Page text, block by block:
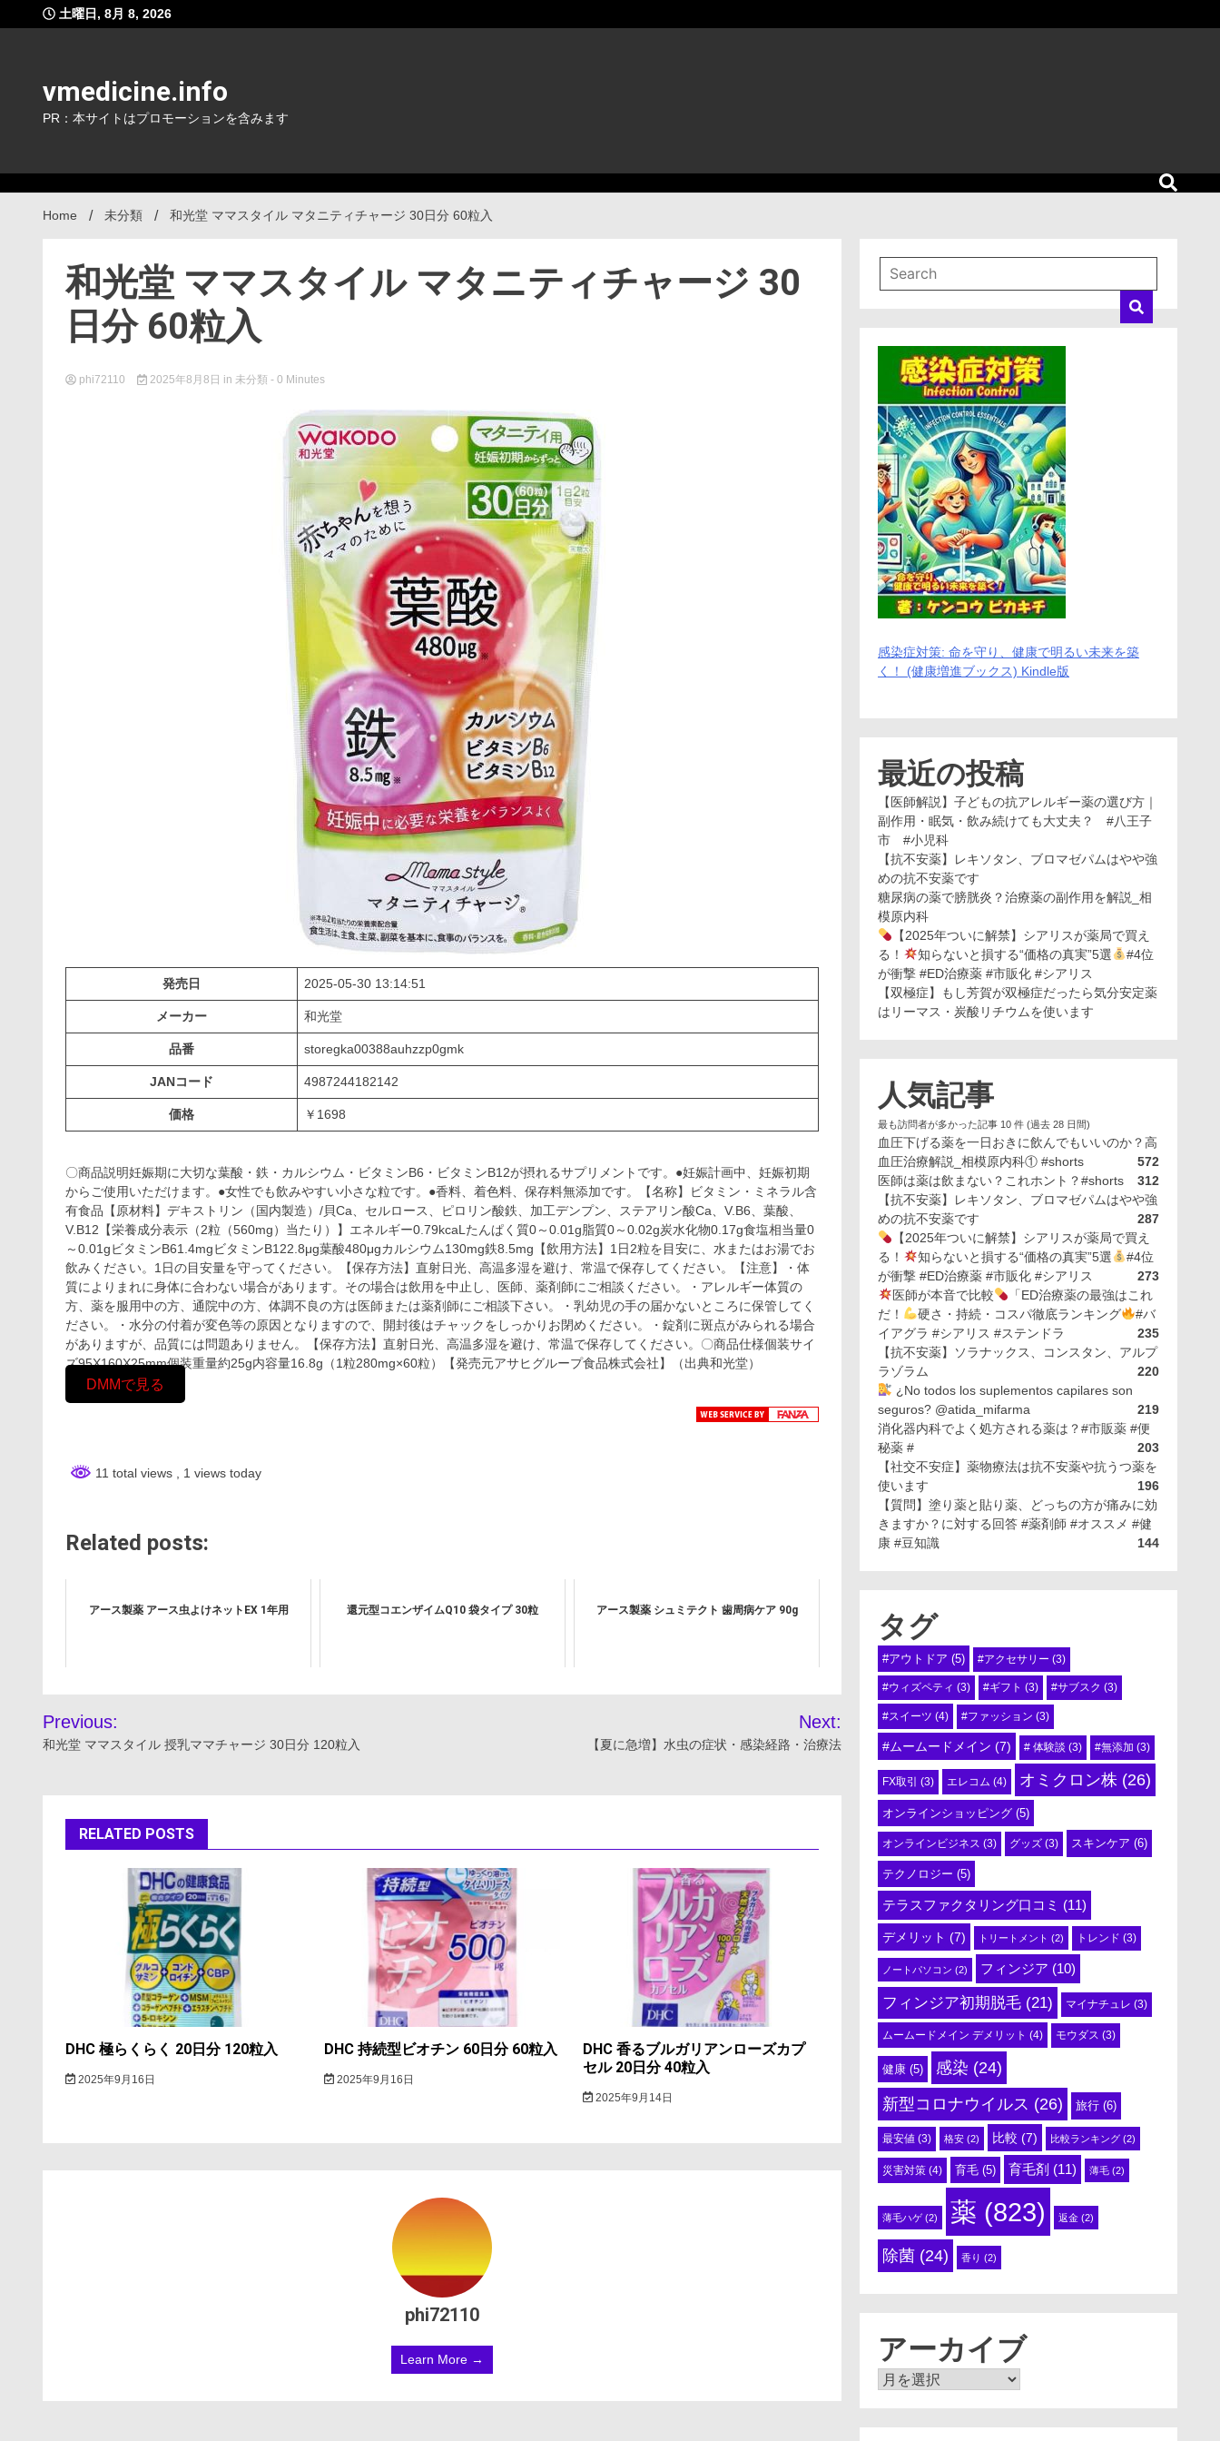
to
土曜日, 8月 8, 2026
vmedicine.info
PR：本サイトはプロモーションを含みます
Home 未分類 和光堂 ママスタイル マタニティチャージ 30日分 60粒入
和光堂 ママスタイル マタニティチャージ 30
日分 60粒入
phi72110 2025年8月8日 in 未分類 - 0 Minutes
発売日 2025-05-30 13:14:51
メーカー 和光堂
品番 storegka00388auhzzp0gmk
JANコード 4987244182142
価格 ￥1698
〇商品説明妊娠期に大切な葉酸・鉄・カルシウム・ビタミンB6・ビタミンB12が摂れるサプリメントです。●妊娠計画中、妊娠初期
からご使用いただけます。●女性でも飲みやすい小さな粒です。●香料、着色料、保存料無添加です。【名称】ビタミン・ミネラル含
有食品【原材料】デキストリン（国内製造）/貝Ca、セルロース、ピロリン酸鉄、加工デンプン、ステアリン酸Ca、V.B6、葉酸、
V.B12【栄養成分表示（2粒（560mg）当たり）】エネルギー0.79kcaLたんぱく質0～0.01g脂質0～0.02g炭水化物0.17g食塩相当量0
～0.01gビタミンB61.4mgビタミンB122.8μg葉酸480μgカルシウム130mg鉄8.5mg【飲用方法】1日2粒を目安に、水またはお湯でお
飲みください。1日の目安量を守ってください。【保存方法】直射日光、高温多湿を避け、常温で保存してください。【注意】・体
質によりまれに身体に合わない場合があります。その場合は飲用を中止し、医師、薬剤師にご相談ください。・アレルギー体質の
方、薬を服用中の方、通院中の方、体調不良の方は医師または薬剤師にご相談下さい。・乳幼児の手の届かないところに保管してく
ださい。・水分の付着が変色等の原因となりますので、開封後はチャックをしっかりお閉めください。・錠剤に斑点がみられる場合
がありますが、品質には問題ありません。【保存方法】直射日光、高温多湿を避け、常温で保存してください。〇商品仕様個装サイ
ズ95X160X25mm個装重量約25g内容量16.8g（1粒280mg×60粒）【発売元アサヒグループ食品株式会社】（出典和光堂）
DMMで見る
11 total views , 1 views today
Related posts:
アース製薬 アース虫よけネットEX 1年用 還元型コエンザイムQ10 袋タイプ 30粒 アース製薬 シュミテクト 歯周病ケア 90g
投
稿
ビ
ゲ
Previous:
和光堂 ママスタイル 授乳ママチャージ 30日分 120粒入
Next:
【夏に急増】水虫の症状・感染経路・治療法
RELATED POSTS
DHC 極らくらく 20日分 120粒入
2025年9月16日
DHC 持続型ビオチン 60日分 60粒入
2025年9月16日
DHC 香るブルガリアンローズカプ
セル 20日分 40粒入
2025年9月14日
phi72110
Learn More →
感染症対策: 命を守り、健康で明るい未来を築
く！ (健康増進ブックス) Kindle版
最近の投稿
【医師解説】子どもの抗アレルギー薬の選び方｜
副作用・眠気・飲み続けても大丈夫？ #八王子
市 #小児科
【抗不安薬】レキソタン、ブロマゼパムはやや強
めの抗不安薬です
糖尿病の薬で膀胱炎？治療薬の副作用を解説_相
模原内科
【2025年ついに解禁】シアリスが薬局で買え
る！
知らないと損する“価格の真実”5選
#4位
が衝撃 #ED治療薬 #市販化 #シアリス
【双極症】もし芳賀が双極症だったら気分安定薬
はリーマス・炭酸リチウムを使います
人気記事
最も訪問者が多かった記事 10 件 (過去 28 日間)
血圧下げる薬を一日おきに飲んでもいいのか？高
血圧治療解説_相模原内科① #shorts
572
医師は薬は飲まない？これホント？#shorts
312
【抗不安薬】レキソタン、ブロマゼパムはやや強
めの抗不安薬です
287
【2025年ついに解禁】シアリスが薬局で買え
る！
知らないと損する“価格の真実”5選
#4位
が衝撃 #ED治療薬 #市販化 #シアリス
273
医師が本音で比較
「ED治療薬の最強はこれ
だ！
硬さ・持続・コスパ徹底ランキング
#バ
イアグラ #シアリス #ステンドラ
235
【抗不安薬】ソラナックス、コンスタン、アルプ
ラゾラム
220
¿No todos los suplementos capilares son
seguros? @atida_mifarma
219
消化器内科でよく処方される薬は？#市販薬 #便
秘薬 #
203
【社交不安症】薬物療法は抗不安薬や抗うつ薬を
使います
196
【質問】塗り薬と貼り薬、どっちの方が痛みに効
きますか？に対する回答 #薬剤師 #オススメ #健
康 #豆知識
144
タグ
#アウトドア (5) #アクセサリー (3)
#ウィズペティ (3) #ギフト (3) #サブスク (3)
#スイーツ (4) #ファッション (3)
#ムームードメイン (7) # 体験談 (3) #無添加 (3)
FX取引 (3) エレコム (4) オミクロン株 (26)
オンラインショッピング (5)
オンラインビジネス (3) グッズ (3) スキンケア (6)
テクノロジー (5)
テラスファクタリング口コミ (11)
デメリット (7) トリートメント (2) トレンド (3)
ノートパソコン (2) フィンジア (10)
フィンジア初期脱毛 (21) マイナチュレ (3)
ムームードメイン デメリット (4) モウダス (3)
健康 (5) 感染 (24)
新型コロナウイルス (26) 旅行 (6)
最安値 (3) 格安 (2) 比較 (7) 比較ランキング (2)
災害対策 (4) 育毛 (5) 育毛剤 (11) 薄毛 (2)
薄毛ハゲ(2) 薬 (823) 返金 (2)
除菌 (24) 香り (2)
アーカイブ
ア